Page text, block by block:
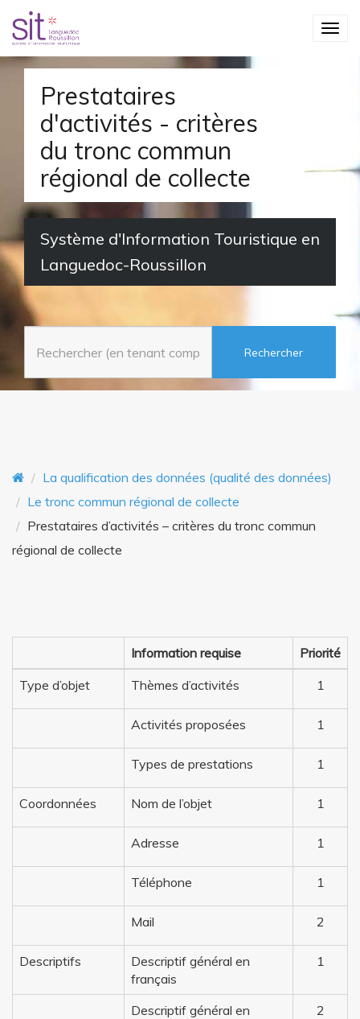
i
c
n
T
t
Prestataires
d'activités - critères
du tronc commun
régional de collecte
Système d'Information Touristique en
Languedoc-Roussillon
La qualification des données (qualité des données)
Le tronc commun régional de collecte
Prestataires d’activités – critères du tronc commun
régional de collecte
Information requise
Priorité
Type d’objet
Thèmes d’activités 1
Activités proposées 1
Types de prestations 1
Coordonnées Nom de l’objet 1
Adresse 1
Téléphone 1
Mail 2
Descriptifs
Descriptif général en
français
1
Descriptif général en
2